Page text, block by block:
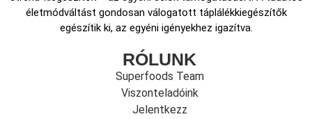
életmódváltást gondosan válogatott táplálékkiegészítők
egészítik ki, az egyéni igényekhez igazítva.
RÓLUNK
Superfoods Team
Viszonteladóink
Jelentkezz